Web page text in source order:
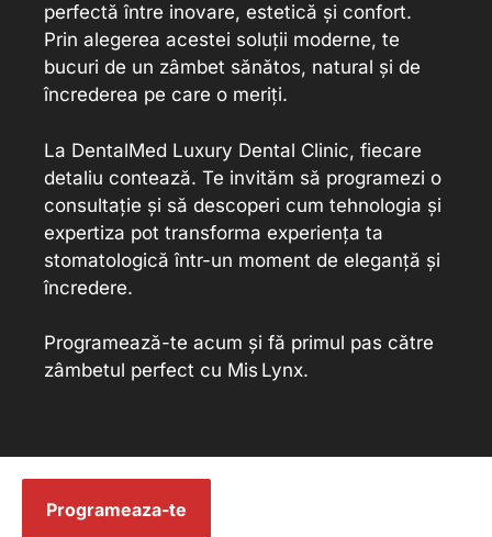
perfectă între inovare, estetică și confort.
Prin alegerea acestei soluții moderne, te
bucuri de un zâmbet sănătos, natural și de
încrederea pe care o meriți.
La DentalMed Luxury Dental Clinic, fiecare
detaliu contează. Te invităm să programezi o
consultație și să descoperi cum tehnologia și
expertiza pot transforma experiența ta
stomatologică într-un moment de eleganță și
încredere.
Programează-te acum și fă primul pas către
zâmbetul perfect cu Mis Lynx.
Programeaza-te